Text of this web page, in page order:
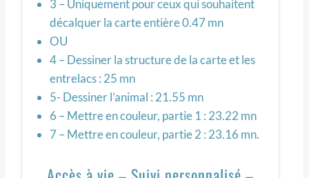
3 – Uniquement pour ceux qui souhaitent
décalquer la carte entière 0.47 mn
OU
4 – Dessiner la structure de la carte et les
entrelacs : 25 mn
5- Dessiner l’animal : 21.55 mn
6 – Mettre en couleur, partie 1 : 23.22 mn
7 – Mettre en couleur, partie 2 : 23.16 mn.